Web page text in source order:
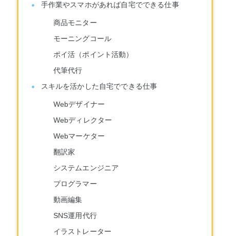
手作業やスマホがあれば自宅でできる仕事
商品モニター
モーニングコール
ポイ活（ポイント活動）
代筆代行
スキルを活かした自宅でできる仕事
Webデザイナー
Webディレクター
Webマーケター
翻訳家
システムエンジニア
プログラマー
動画編集
SNS運用代行
イラストレーター